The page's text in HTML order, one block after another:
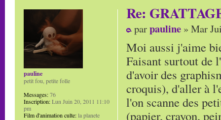
Re:
parpauline » Mar
Moi aussi j'aime
Faisant surtout de
d'avoir des
croquis), d'aller à
l'on scanne des
(papier, crayon,
pauline
petit fou, petite folle
Messages:76
Inscription:Lun Juin 20, 2011 11:10
pm
Film d'animation culte:la planete